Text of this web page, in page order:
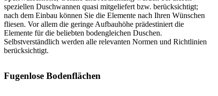
speziellen Duschwannen quasi mitgeliefert bzw. berücksichtigt;
nach dem Einbau können Sie die Elemente nach Ihren Wünschen
fliesen. Vor allem die geringe Aufbauhöhe prädestiniert die
Elemente für die beliebten bodengleichen Duschen.
Selbstverständlich werden alle relevanten Normen und Richtlinien
berücksichtigt.
Fugenlose Bodenflächen